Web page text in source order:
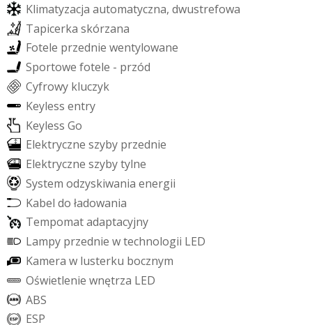
Klimatyzacja automatyczna, dwustrefowa
Tapicerka skórzana
Fotele przednie wentylowane
Sportowe fotele - przód
Cyfrowy kluczyk
Keyless entry
Keyless Go
Elektryczne szyby przednie
Elektryczne szybytylne
System odzyskiwania energii
Kabel do ładowania
Tempomatadaptacyjny
Lampy przednie wtechnologii LED
Kamera w lusterku bocznym
Oświetlenie wnętrza LED
ABS
ESP